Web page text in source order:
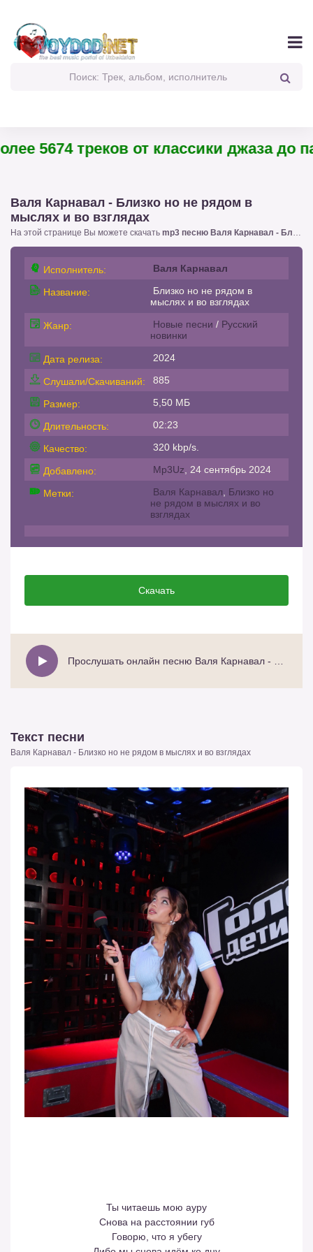
5674 треков от классики джаза до
Валя Карнавал - Близко но не рядом в
мыслях и во взглядах
На этой странице Вы можете скачать mp3 песню Валя Карнавал - Близко но не рядом в мыслях и во взглядах
Исполнитель: Валя Карнавал
Название:
Близко но не рядом в
мыслях и во взглядах
Жанр: Новые песни / Русский
новинки
Дата релиза: 2024
Слушали/Скачиваний: 885
Размер: 5,50 МБ
Длительность: 02:23
Качество: 320 kbp/s.
Добавлено: Mp3Uz , 24 сентябрь 2024
Метки: Валя Карнавал
Близко но
не рядом в мыслях и во
взглядах
Скачать
Текст песни
Валя Карнавал - Близко но не рядом в мыслях и во взглядах
Ты читаешь мою ауру
Снова на расстоянии губ
Говорю, что я убегу